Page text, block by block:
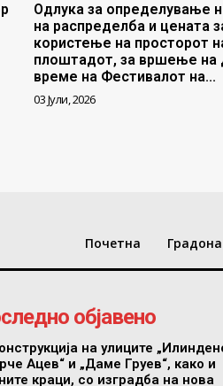
Одлука за определување
на распределба и цената
користење на просторот
плоштадот, за вршење на
време на Фестивалот на...
03 Јули, 2026
Почетна
објавено
на улиците
Ацев“ и „Даме Груев“, како и
краци, со изградба на нова